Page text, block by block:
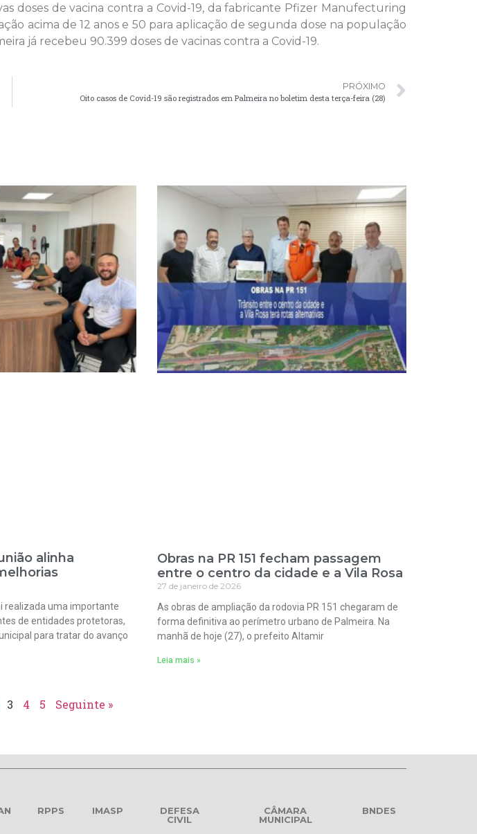
doses de vacina contra a Covid-19, da fabricante Pfizer Manufecturing
acima de 12 anos e 50 para aplicação de segunda dose na população
já recebeu 90.399 doses de vacinas contra a Covid-19.
PRÓXIMO
Oito casos de Covid-19 são registrados em Palmeira no boletim desta terça-feira (28)
alinha
realizada uma importante
de entidades protetoras,
para tratar do avanço
Obras na PR 151 fecham passagem
entre o centro da cidade e a Vila Rosa
27 de janeiro de 2026
As obras de ampliação da rodovia PR 151 chegaram de
forma definitiva ao perímetro urbano de Palmeira. Na
manhã de hoje (27), o prefeito Altamir
Leia mais »
3 4 5 Seguinte »
RPPS IMASP
DEFESA
CIVIL
CÂMARA
MUNICIPAL
BNDES